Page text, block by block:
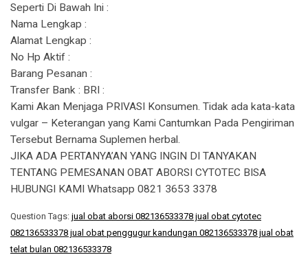
Seperti Di Bawah Ini :
Nama Lengkap :
Alamat Lengkap :
No Hp Aktif :
Barang Pesanan :
Transfer Bank : BRI :
Kami Akan Menjaga PRIVASI Konsumen. Tidak ada kata-kata
vulgar – Keterangan yang Kami Cantumkan Pada Pengiriman
Tersebut Bernama Suplemen herbal.
JIKA ADA PERTANYA’AN YANG INGIN DI TANYAKAN
TENTANG PEMESANAN OBAT ABORSI CYTOTEC BISA
HUBUNGI KAMI Whatsapp 0821 3653 3378
Question Tags: jual obat aborsi 082136533378 jual obat cytotec
082136533378 jual obat penggugur kandungan 082136533378 jual obat
telat bulan 082136533378